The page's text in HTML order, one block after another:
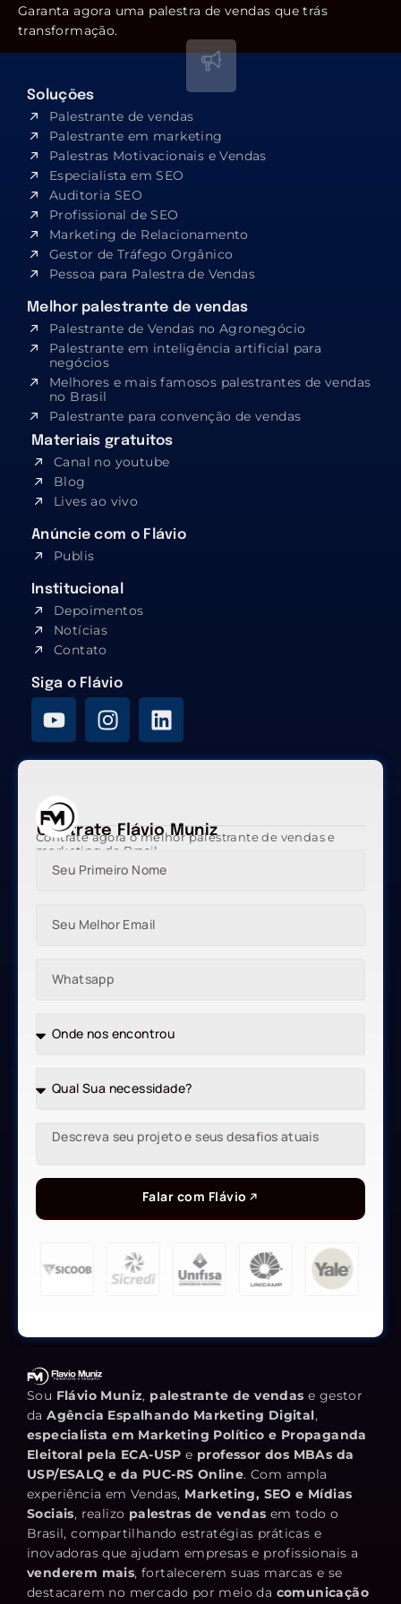
Garanta agora uma palestra de vendas que trás
transformação.
Soluções
Palestrante de vendas
Palestrante em marketing
Palestras Motivacionais e Vendas
Especialista em SEO​
Auditoria SEO
Profissional de SEO
Marketing de Relacionamento
Gestor de Tráfego Orgânico
Pessoa para Palestra de Vendas
Melhor palestrante de vendas
Palestrante de Vendas no Agronegócio
Palestrante em inteligência artificial para
negócios
Melhores e mais famosos palestrantes de vendas
no Brasil
Palestrante para convenção de vendas
Materiais gratuitos
Canal no youtube
Blog
Lives ao vivo
Anúncie com o Flávio
Publis
Institucional
Depoimentos
Notícias
Contato
Siga o Flávio
Contrate Flávio Muniz
Contrate agora o melhor palestrante de vendas e
marketing do Brasil
Falar com Flávio
Sou Flávio Muniz, palestrante de vendas e gestor
daAgência Espalhando Marketing Digital,
especialista em Marketing Político e Propaganda
Eleitoral pela ECA-USP e professor dos MBAs da
USP/ESALQ e da PUC-RS Online. Com ampla
experiência em Vendas, Marketing, SEO e Mídias
Sociais, realizo palestras de vendas em todo o
Brasil, compartilhando estratégias práticas e
inovadoras que ajudam empresas e profissionais a
venderem mais, fortalecerem suas marcas e se
destacarem no mercado por meio da comunicação